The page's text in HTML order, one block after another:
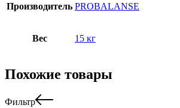
Производитель PROBALANSE
Вес 15 кг
Похожие товары
Фильтр